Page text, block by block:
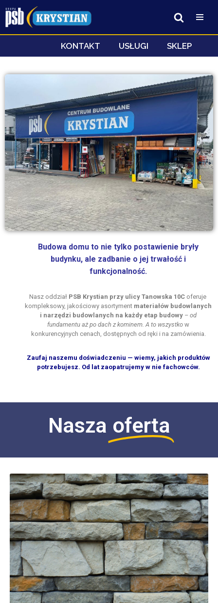
Przejdź
do
KONTAKT USŁUGI SKLEP
Budowa domu to nie tylko postawienie bryły
budynku, ale zadbanie o jej trwałość i
funkcjonalność.
Nasz oddział PSB Krystian przy ulicy Tanowska 10Coferuje
kompleksowy, jakościowy asortyment materiałów budowlanych
i narzędzi budowlanych na każdy etap budowy – od
fundamentu aż po dach z kominem. A to wszystko w
konkurencyjnych cenach, dostępnych od ręki i na zamówienia.
Zaufaj naszemu doświadczeniu — wiemy, jakich produktów
potrzebujesz. Od lat zaopatrujemy w nie fachowców.
Nasza oferta